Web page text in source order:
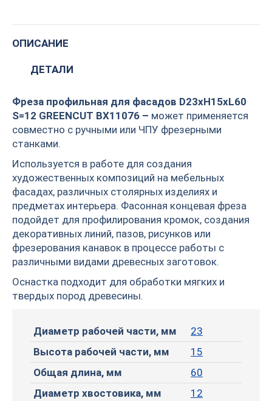
ОПИСАНИЕ
ДЕТАЛИ
Фреза профильная для фасадов D23xH15xL60
S=12 GREENCUT BX11076 – может применяется
совместно с ручными или ЧПУ фрезерными
станками.
Используется в работе для создания
художественных композиций на мебельных
фасадах, различных столярных изделиях и
предметах интерьера. Фасонная концевая фреза
подойдет для профилирования кромок, создания
декоративных линий, пазов, рисунков или
фрезерования канавок в процессе работы с
различными видами древесных заготовок.
Оснастка подходит для обработки мягких и
твердых пород древесины.
Диаметр рабочей части, мм
23
Высота рабочей части, мм
15
Общая длина, мм
60
Диаметр хвостовика, мм
12